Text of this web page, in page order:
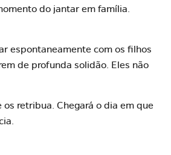
do jantar em família.
espontaneamente com os filhos
de profunda solidão. Eles não
retribua. Chegará o dia em que